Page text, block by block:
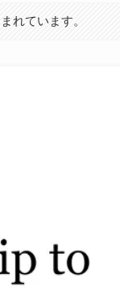
れています。